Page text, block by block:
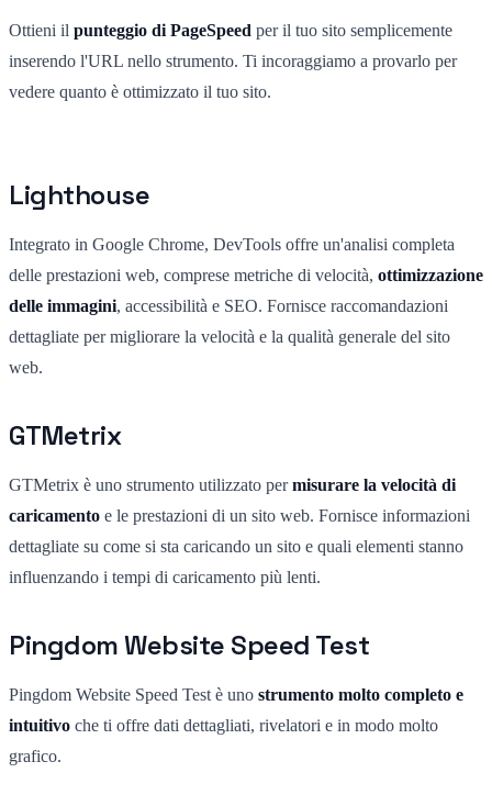
Ottieni il punteggio di PageSpeed per il tuo sito semplicemente
inserendo l'URL nello strumento. Ti incoraggiamo a provarlo per
vedere quanto è ottimizzato il tuo sito.
Lighthouse
Integrato in Google Chrome, DevTools offre un'analisi completa
delle prestazioni web, comprese metriche di velocità, ottimizzazione
delle immagini, accessibilità e SEO. Fornisce raccomandazioni
dettagliate per migliorare la velocità e la qualità generale del sito
web.
GTMetrix
GTMetrix è uno strumento utilizzato permisurare la velocità di
caricamento e le prestazioni di un sito web. Fornisce informazioni
dettagliate su come si sta caricando un sito e quali elementi stanno
influenzando i tempi di caricamento più lenti.
Pingdom Website Speed Test
Pingdom Website Speed Test è uno strumento molto completo e
intuitivo che ti offre dati dettagliati, rivelatori e in modo molto
grafico.